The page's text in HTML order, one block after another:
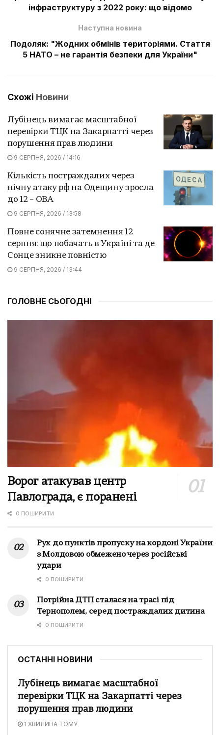
інфраструктуру з 2022 року: що відомо
Наступна новина
Подоляк: "Жодних обмінів територіями. Стаття
5 НАТО – не гарантія безпеки для України"
Схожі Новини
Лубінець вимагає масштабної
перевірки ТЦК на Закарпатті через
порушення прав людини
9 СЕРПНЯ, 2026 / 14:16
Кількість постраждалих через
нічну атаку рф на Одещину зросла
до 12 – ОВА
9 СЕРПНЯ, 2026 / 13:58
Повне сонячне затемнення 12
серпня: що побачать в Україні та де
Сонце зникне повністю
9 СЕРПНЯ, 2026 / 13:44
ГОЛОВНЕ СЬОГОДНІ
Ворог атакував центр
Павлограда, є поранені
0 ПОШИРИТИ
Рух до пунктів пропуску на кордоні України
з Молдовою обмежено через російські
удари
0 ПОШИРИТИ
Потрійна ДТП сталася на трасі під
Тернополем, серед постраждалих дитина
0 ПОШИРИТИ
ОСТАННІ НОВИНИ
Лубінець вимагає масштабної
перевірки ТЦК на Закарпатті через
порушення прав людини
1 ХВИЛИНА ТОМУ